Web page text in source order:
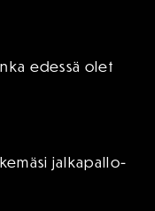
edessä olet
jalkapallo-